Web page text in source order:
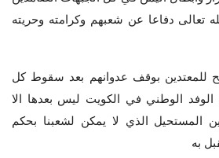
تعالى دفاعا عن شعبهم وكرامته وحريته
للمعتدين بوقف عدوانهم بعد سقوط كل
الوفد الوطني في الكويت ليس بعدها الا
المستحيل الذي لا يمكن لشعبنا بحكم
به